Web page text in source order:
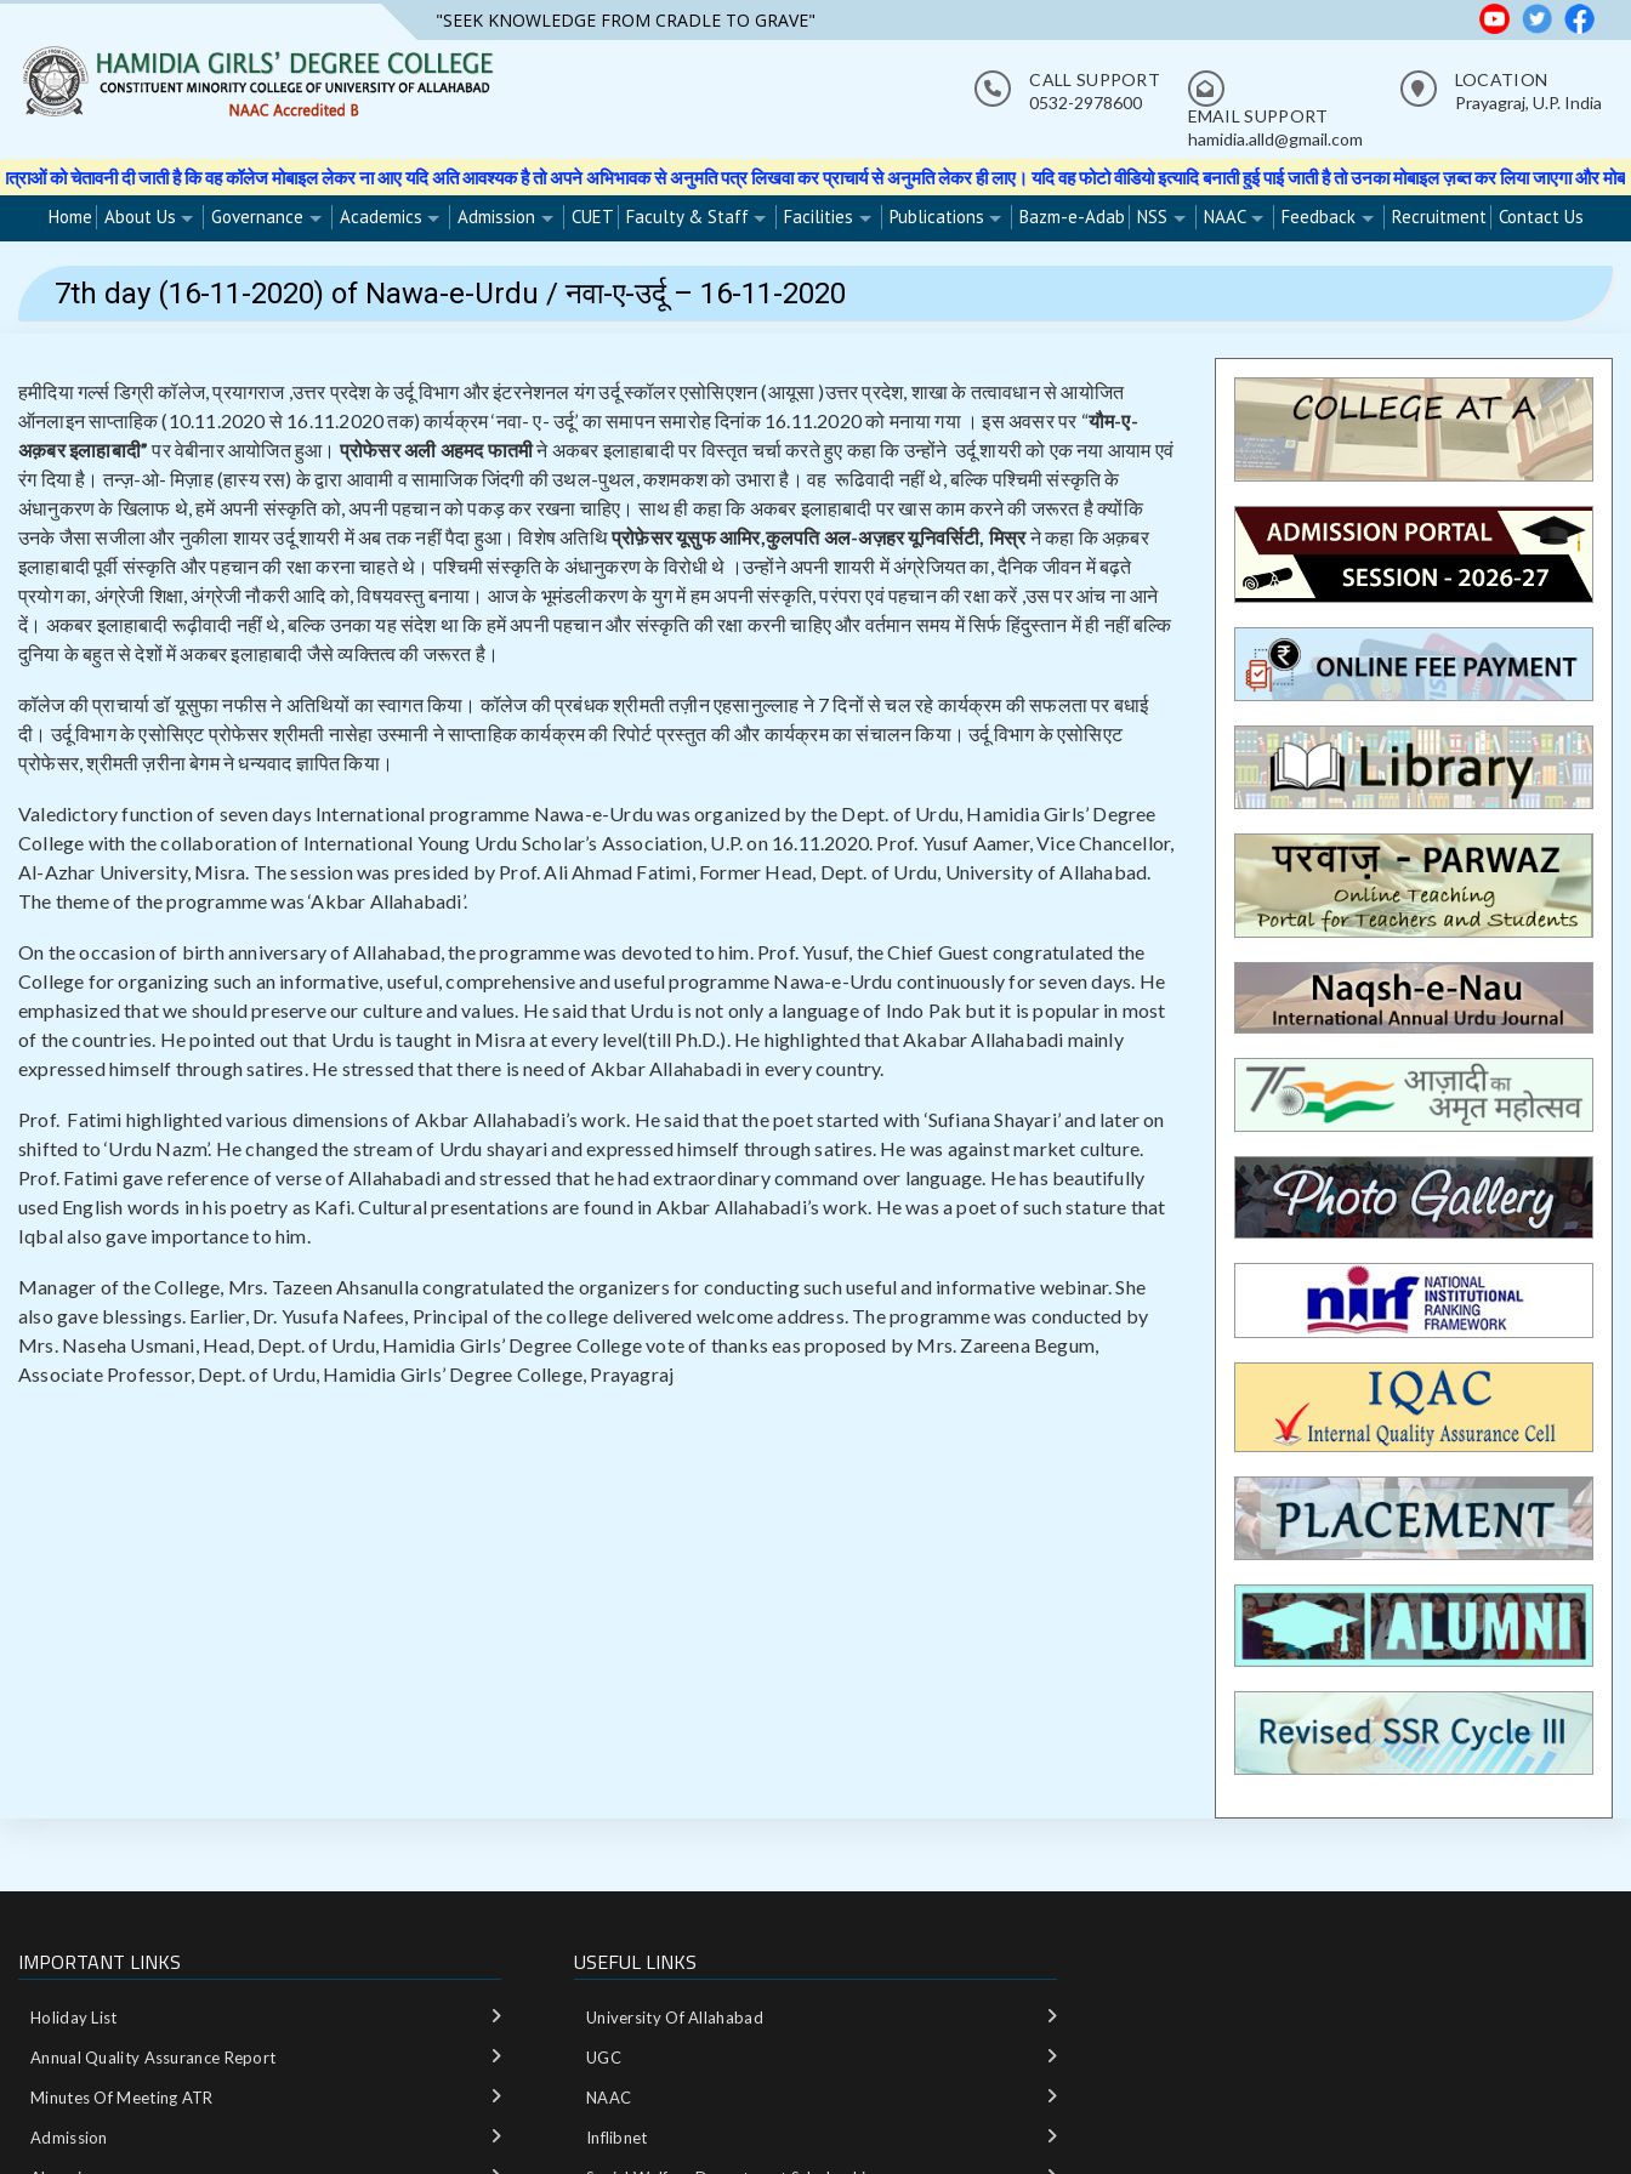
Skip
content
"SEEK KNOWLEDGE FROM CRADLE TO GRAVE"
CALL SUPPORT
0532-2978600
EMAIL SUPPORT
hamidia.alld@gmail.com
LOCATION
Prayagraj, U.P. India
दी जाती है कि वह कॉलेज मोबाइल लेकर ना आए यदि अति आवश्यक है तो अपने अभिभावक से अनुमति पत्र लिखवा कर प्राचार्य से अनुमति लेकर ही लाए। यदि वह फोटो वीडियो इत्यादि बनाती हुई पाई जाती है तो उनका मोबाइल ज़ब्त कर लिया जाएगा और मोबाइल
Home About Us Governance Academics Admission CUET Faculty & Staff Facilities Publications Bazm-e-Adab NSS NAAC Feedback Recruitment Contact Us
7th day (16-11-2020) of Nawa-e-Urdu / नवा-ए-उर्दू – 16-11-2020
हमीदिया गर्ल्स डिग्री कॉलेज, प्रयागराज ,उत्तर प्रदेश के उर्दू विभाग और इंटरनेशनल यंग उर्दू स्कॉलर एसोसिएशन (आयूसा )उत्तर प्रदेश, शाखा के तत्वावधान से आयोजित
ऑनलाइन साप्ताहिक (10.11.2020 से 16.11.2020 तक) कार्यक्रम ‘नवा- ए- उर्दू’ का समापन समारोह दिनांक 16.11.2020 को मनाया गया । इस अवसर पर “यौम-ए-
अक़बर इलाहाबादी”पर वेबीनार आयोजित हुआ।प्रोफेसर अली अहमद फातमीने अकबर इलाहाबादी पर विस्तृत चर्चा करते हुए कहा कि उन्होंने उर्दू शायरी को एक नया आयाम एवं
रंग दिया है। तन्ज़-ओ- मिज़ाह (हास्य रस) के द्वारा आवामी व सामाजिक जिंदगी की उथल-पुथल, कशमकश को उभारा है। वह रूढिवादी नहीं थे, बल्कि पश्चिमी संस्कृति के
अंधानुकरण के खिलाफ थे, हमें अपनी संस्कृति को, अपनी पहचान को पकड़ कर रखना चाहिए। साथ ही कहा कि अकबर इलाहाबादी पर खास काम करने की जरूरत है क्योंकि
उनके जैसा सजीला और नुकीला शायर उर्दू शायरी में अब तक नहीं पैदा हुआ। विशेष अतिथिप्रोफ़ेसर यूसुफ आमिर,कुलपति अल-अज़हरयूनिवर्सिटी, मिस्रने कहा कि अक़बर
इलाहाबादी पूर्वी संस्कृति और पहचान की रक्षा करना चाहते थे। पश्चिमी संस्कृति के अंधानुकरण के विरोधी थे ।उन्होंने अपनी शायरी में अंग्रेजियत का, दैनिक जीवन में बढ़ते
प्रयोग का, अंग्रेजी शिक्षा, अंग्रेजी नौकरी आदि को, विषयवस्तु बनाया। आज के भूमंडलीकरण के युग में हम अपनी संस्कृति, परंपरा एवं पहचान की रक्षा करें ,उस पर आंच ना आने
दें। अकबर इलाहाबादी रूढ़ीवादी नहीं थे, बल्कि उनका यह संदेश था कि हमें अपनी पहचान और संस्कृति की रक्षा करनी चाहिए और वर्तमान समय में सिर्फ हिंदुस्तान में ही नहीं बल्कि
दुनिया के बहुत से देशों में अकबर इलाहाबादी जैसे व्यक्तित्व की जरूरत है।
कॉलेज की प्राचार्या डॉ यूसुफा नफीस ने अतिथियों का स्वागत किया। कॉलेज की प्रबंधक श्रीमती तज़ीन एहसानुल्लाह ने 7 दिनों से चल रहे कार्यक्रम की सफलता पर बधाई
दी। उर्दू विभाग के एसोसिएट प्रोफेसर श्रीमती नासेहा उस्मानी ने साप्ताहिक कार्यक्रम की रिपोर्ट प्रस्तुत की और कार्यक्रम का संचालन किया। उर्दू विभाग के एसोसिएट
प्रोफेसर, श्रीमती ज़रीना बेगम ने धन्यवाद ज्ञापित किया।
Valedictory function of seven days International programme Nawa-e-Urdu was organized by the Dept. of Urdu, Hamidia Girls’ Degree
College with the collaboration of International Young Urdu Scholar’s Association, U.P. on 16.11.2020. Prof. Yusuf Aamer, Vice Chancellor,
Al-Azhar University, Misra. The session was presided by Prof. Ali Ahmad Fatimi, Former Head, Dept. of Urdu, University of Allahabad.
The theme of the programme was ‘Akbar Allahabadi’.
On the occasion of birth anniversary of Allahabad, the programme was devoted to him. Prof. Yusuf, the Chief Guest congratulated the
College for organizing such an informative, useful, comprehensive and useful programme Nawa-e-Urdu continuously for seven days. He
emphasized that we should preserve our culture and values. He said that Urdu is not only a language of Indo Pak but it is popular in most
of the countries. He pointed out that Urdu is taught in Misra at every level(till Ph.D.). He highlighted that Akabar Allahabadi mainly
expressed himself through satires. He stressed that there is need of Akbar Allahabadi in every country.
Prof. Fatimi highlighted various dimensions of Akbar Allahabadi’s work. He said that the poet started with ‘Sufiana Shayari’ and later on
shifted to ‘Urdu Nazm’. He changed the stream of Urdu shayari and expressed himself through satires. He was against market culture.
Prof. Fatimi gave reference of verse of Allahabadi and stressed that he had extraordinary command over language. He has beautifully
used English words in his poetry as Kafi. Cultural presentations are found in Akbar Allahabadi’s work. He was a poet of such stature that
Iqbal also gave importance to him.
Manager of the College, Mrs. Tazeen Ahsanulla congratulated the organizers for conducting such useful and informative webinar. She
also gave blessings. Earlier, Dr. Yusufa Nafees, Principal of the college delivered welcome address. The programme was conducted by
Mrs. Naseha Usmani, Head, Dept. of Urdu, Hamidia Girls’ Degree College vote of thanks eas proposed by Mrs. Zareena Begum,
Associate Professor, Dept. of Urdu, Hamidia Girls’ Degree College, Prayagraj
IMPORTANT LINKS
Holiday List
Annual Quality Assurance Report
Minutes Of Meeting ATR
Admission
USEFUL LINKS
University Of Allahabad
UGC
NAAC
Inflibnet